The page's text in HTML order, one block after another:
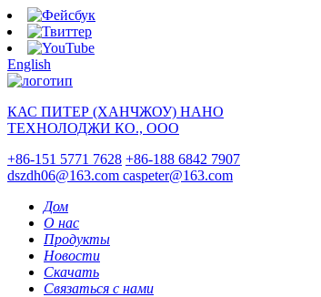
English
КАС ПИТЕР (ХАНЧЖОУ) НАНО
ТЕХНОЛОДЖИ КО., ООО
+86-151 5771 7628 +86-188 6842 7907
dszdh06@163.com caspeter@163.com
Дом
О нас
Продукты
Новости
Скачать
Связаться с нами